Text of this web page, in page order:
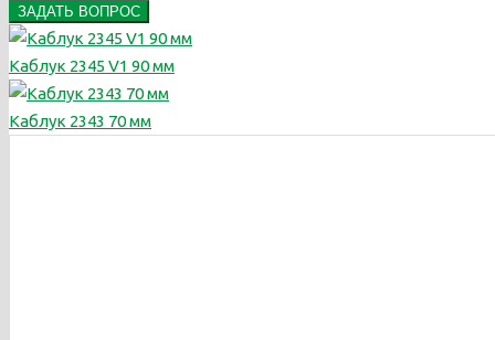
ЗАДАТЬ ВОПРОС
Каблук 2345 V1 90 мм
Каблук 2343 70 мм